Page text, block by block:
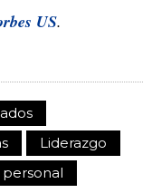
US.
Liderazgo
personal